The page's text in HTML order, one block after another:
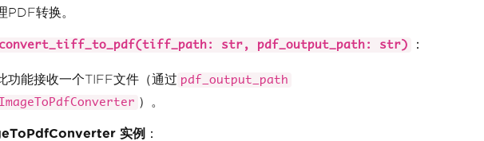
PDF转换。
str, pdf_output_path: str) ：
功能接收一个TIFF文件（通过 pdf_output_path
）。
实例 ：